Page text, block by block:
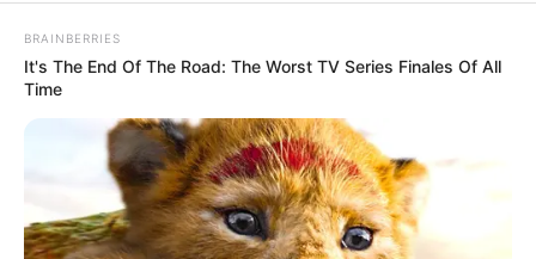
BRAINBERRIES
It's The End Of The Road: The Worst TV Series Finales Of All
Time